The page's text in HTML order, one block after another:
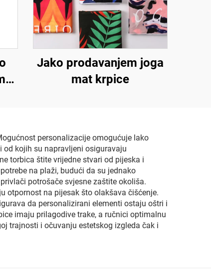
Jako prodavanjem joga
mat krpice
personalizacije omogućuje lako
kojih su napravljeni osiguravaju
torbica štite vrijedne stvari od pijeska i
na plaži, budući da su jednako
potrošače svjesne zaštite okoliša.
otpornost na pijesak što olakšava čišćenje.
da personalizirani elementi ostaju oštri i
imaju prilagodive trake, a ručnici optimalnu
trajnosti i očuvanju estetskog izgleda čak i